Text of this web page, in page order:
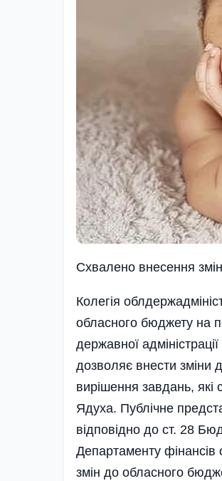
Схвалено внесення
Колегія
обласного бюджету на
державної
дозволяє внести зміни
вирішення завдань,
Ядуха. Публічне
відповідно до ст. 28
Департаменту фінансів
змін до обласного